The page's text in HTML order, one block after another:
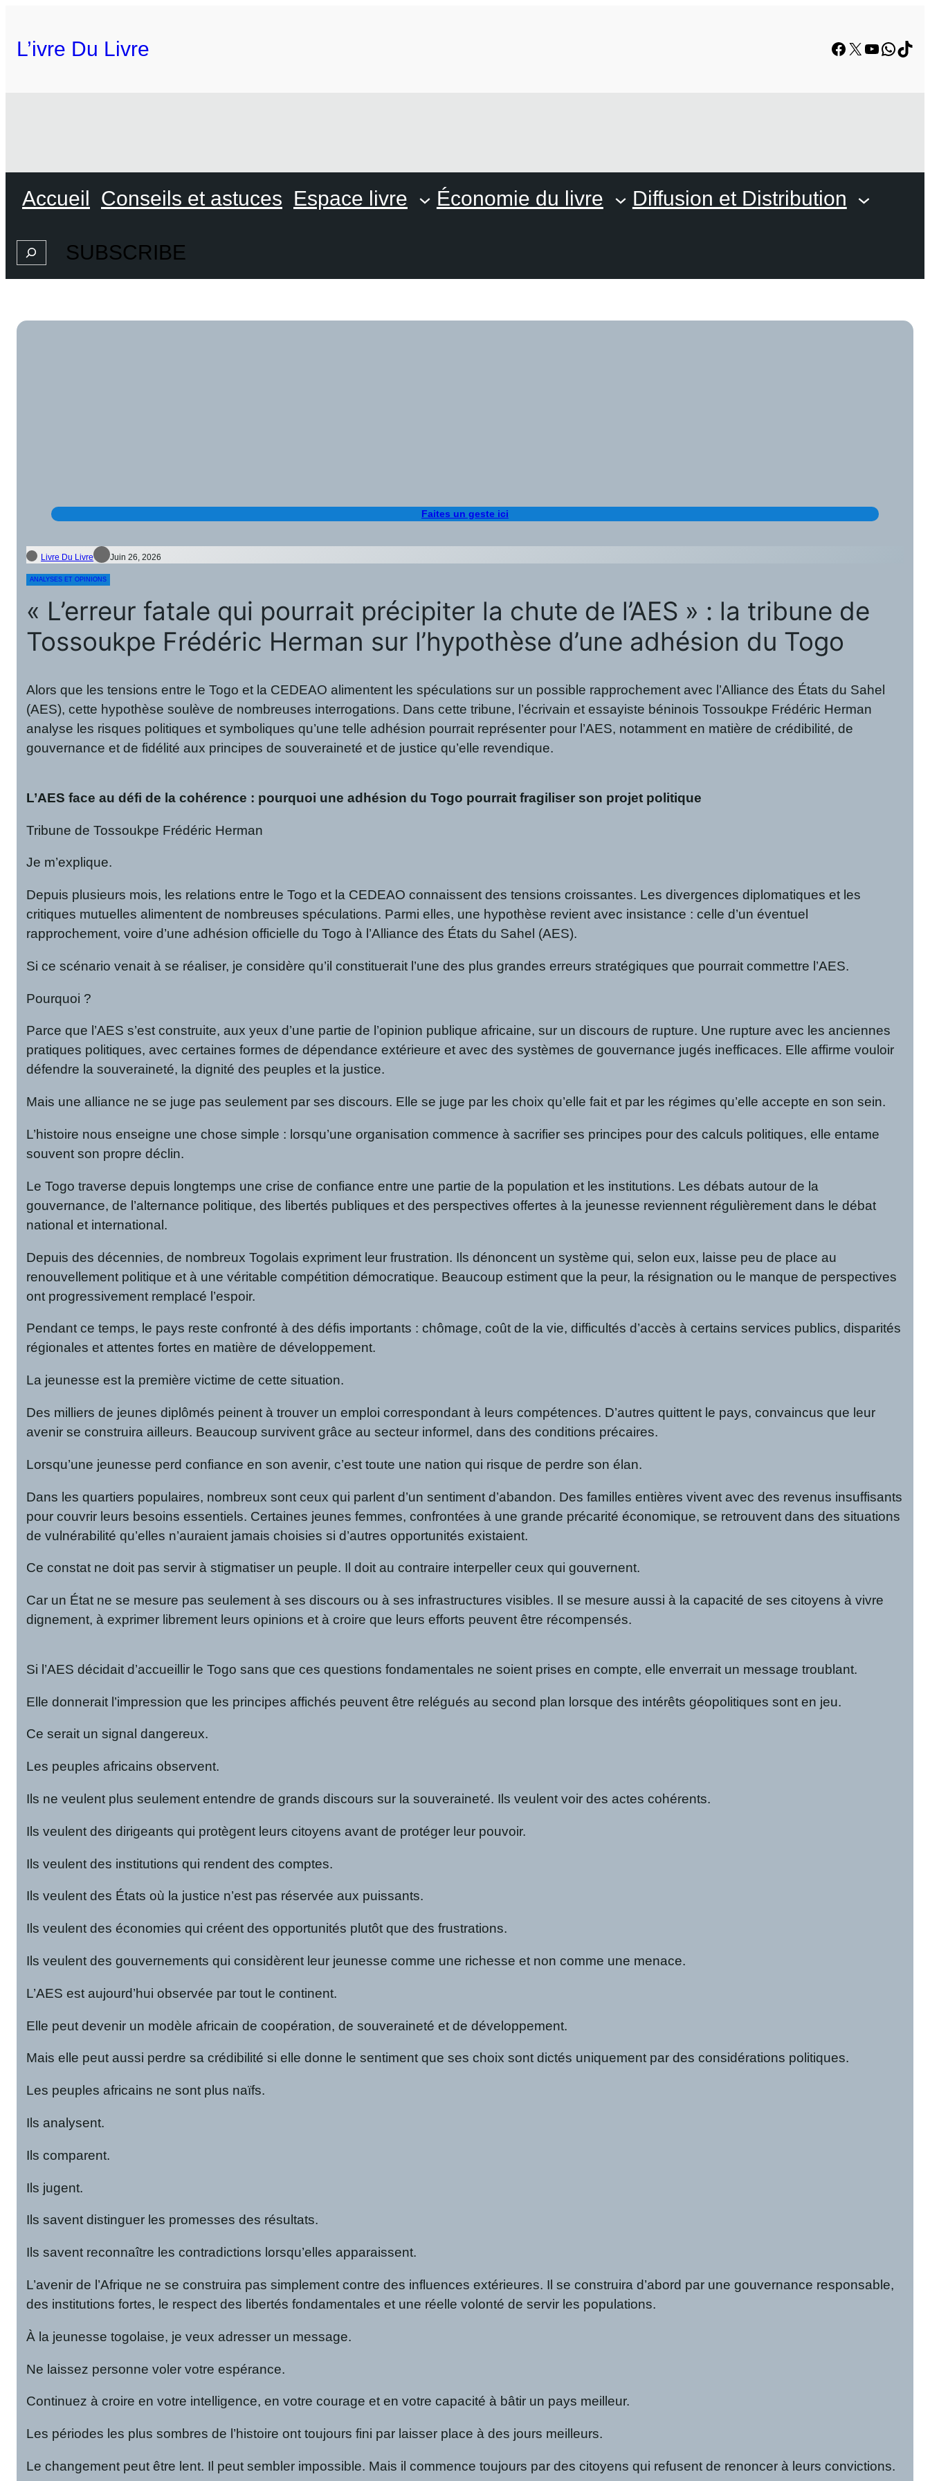
L’ivre Du Livre Facebook
X YouTube
Accueil Conseils et astuces Espace livre Économie du livre Diffusion et Distribution
SearchSUBSCRIBE
Faites un geste ici
Livre Du Livre Juin 26, 2026
ANALYSES ET OPINIONS
« L’erreur fatale qui pourrait précipiter la chute de l’AES » : la tribune de
Tossoukpe Frédéric Herman sur l’hypothèse d’une adhésion du Togo
Alors que les tensions entre le Togo et la CEDEAO alimentent les spéculations sur un possible rapprochement avec l’Alliance des États du Sahel
(AES), cette hypothèse soulève de nombreuses interrogations. Dans cette tribune, l’écrivain et essayiste béninois Tossoukpe Frédéric Herman
analyse les risques politiques et symboliques qu’une telle adhésion pourrait représenter pour l’AES, notamment en matière de crédibilité, de
gouvernance et de fidélité aux principes de souveraineté et de justice qu’elle revendique.
L’AES face au défi de la cohérence : pourquoi une adhésion du Togo pourrait fragiliser son projet politique
Tribune de Tossoukpe Frédéric Herman
Je m’explique.
Depuis plusieurs mois, les relations entre le Togo et la CEDEAO connaissent des tensions croissantes. Les divergences diplomatiques et les
critiques mutuelles alimentent de nombreuses spéculations. Parmi elles, une hypothèse revient avec insistance : celle d’un éventuel
rapprochement, voire d’une adhésion officielle du Togo à l’Alliance des États du Sahel (AES).
Si ce scénario venait à se réaliser, je considère qu’il constituerait l’une des plus grandes erreurs stratégiques que pourrait commettre l’AES.
Pourquoi ?
Parce que l’AES s’est construite, aux yeux d’une partie de l’opinion publique africaine, sur un discours de rupture. Une rupture avec les anciennes
pratiques politiques, avec certaines formes de dépendance extérieure et avec des systèmes de gouvernance jugés inefficaces. Elle affirme vouloir
défendre la souveraineté, la dignité des peuples et la justice.
Mais une alliance ne se juge pas seulement par ses discours. Elle se juge par les choix qu’elle fait et par les régimes qu’elle accepte en son sein.
L’histoire nous enseigne une chose simple : lorsqu’une organisation commence à sacrifier ses principes pour des calculs politiques, elle entame
souvent son propre déclin.
Le Togo traverse depuis longtemps une crise de confiance entre une partie de la population et les institutions. Les débats autour de la
gouvernance, de l’alternance politique, des libertés publiques et des perspectives offertes à la jeunesse reviennent régulièrement dans le débat
national et international.
Depuis des décennies, de nombreux Togolais expriment leur frustration. Ils dénoncent un système qui, selon eux, laisse peu de place au
renouvellement politique et à une véritable compétition démocratique. Beaucoup estiment que la peur, la résignation ou le manque de perspectives
ont progressivement remplacé l’espoir.
Pendant ce temps, le pays reste confronté à des défis importants : chômage, coût de la vie, difficultés d’accès à certains services publics, disparités
régionales et attentes fortes en matière de développement.
La jeunesse est la première victime de cette situation.
Des milliers de jeunes diplômés peinent à trouver un emploi correspondant à leurs compétences. D’autres quittent le pays, convaincus que leur
avenir se construira ailleurs. Beaucoup survivent grâce au secteur informel, dans des conditions précaires.
Lorsqu’une jeunesse perd confiance en son avenir, c’est toute une nation qui risque de perdre son élan.
Dans les quartiers populaires, nombreux sont ceux qui parlent d’un sentiment d’abandon. Des familles entières vivent avec des revenus insuffisants
pour couvrir leurs besoins essentiels. Certaines jeunes femmes, confrontées à une grande précarité économique, se retrouvent dans des situations
de vulnérabilité qu’elles n’auraient jamais choisies si d’autres opportunités existaient.
Ce constat ne doit pas servir à stigmatiser un peuple. Il doit au contraire interpeller ceux qui gouvernent.
Car un État ne se mesure pas seulement à ses discours ou à ses infrastructures visibles. Il se mesure aussi à la capacité de ses citoyens à vivre
dignement, à exprimer librement leurs opinions et à croire que leurs efforts peuvent être récompensés.
Si l’AES décidait d’accueillir le Togo sans que ces questions fondamentales ne soient prises en compte, elle enverrait un message troublant.
Elle donnerait l’impression que les principes affichés peuvent être relégués au second plan lorsque des intérêts géopolitiques sont en jeu.
Ce serait un signal dangereux.
Les peuples africains observent.
Ils ne veulent plus seulement entendre de grands discours sur la souveraineté. Ils veulent voir des actes cohérents.
Ils veulent des dirigeants qui protègent leurs citoyens avant de protéger leur pouvoir.
Ils veulent des institutions qui rendent des comptes.
Ils veulent des États où la justice n’est pas réservée aux puissants.
Ils veulent des économies qui créent des opportunités plutôt que des frustrations.
Ils veulent des gouvernements qui considèrent leur jeunesse comme une richesse et non comme une menace.
L’AES est aujourd’hui observée par tout le continent.
Elle peut devenir un modèle africain de coopération, de souveraineté et de développement.
Mais elle peut aussi perdre sa crédibilité si elle donne le sentiment que ses choix sont dictés uniquement par des considérations politiques.
Les peuples africains ne sont plus naïfs.
Ils analysent.
Ils comparent.
Ils jugent.
Ils savent distinguer les promesses des résultats.
Ils savent reconnaître les contradictions lorsqu’elles apparaissent.
L’avenir de l’Afrique ne se construira pas simplement contre des influences extérieures. Il se construira d’abord par une gouvernance responsable,
des institutions fortes, le respect des libertés fondamentales et une réelle volonté de servir les populations.
À la jeunesse togolaise, je veux adresser un message.
Ne laissez personne voler votre espérance.
Continuez à croire en votre intelligence, en votre courage et en votre capacité à bâtir un pays meilleur.
Les périodes les plus sombres de l’histoire ont toujours fini par laisser place à des jours meilleurs.
Le changement peut être lent. Il peut sembler impossible. Mais il commence toujours par des citoyens qui refusent de renoncer à leurs convictions.